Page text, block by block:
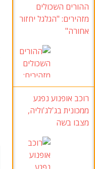
ההורים השכולים
מזהירים: "הגלגל יחזור
אחורה"
רוכב אופנוע נפגע
ממכונית בג'לג'וליה,
מצבו בשה